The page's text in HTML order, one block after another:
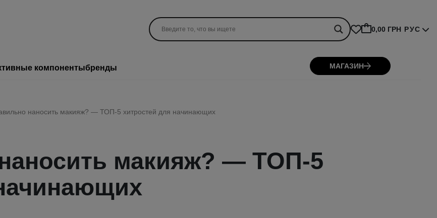
0,00 ГРН РУС
компонентыбренды МАГАЗИН
наносить макияж? — ТОП-5 хитростей для начинающих
макияж? — ТОП-5